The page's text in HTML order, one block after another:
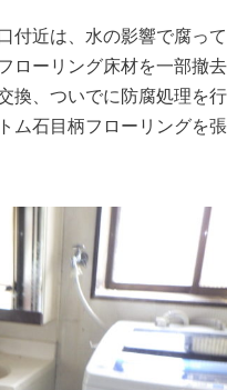
近は、水の影響で腐っ
ローリング床材を一部撤去
換、ついでに防腐処理を行
ム石目柄フローリングを